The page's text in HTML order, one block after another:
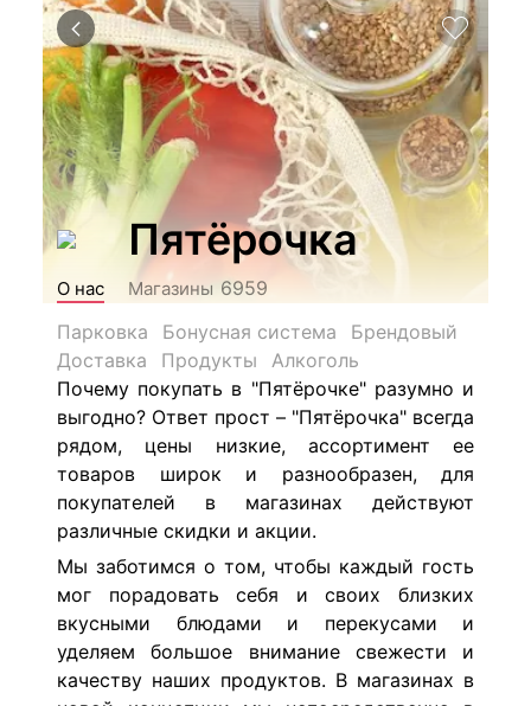
Пятёрочка
О нас Магазины 6959
Парковка
Бонусная система
Брендовый
Доставка
Продукты
Алкоголь
Почему покупать в "Пятёрочке" разумно и
выгодно? Ответ прост – "Пятёрочка" всегда
рядом, цены низкие, ассортимент ее
товаров широк и разнообразен, для
покупателей в магазинах действуют
различные скидки и акции.
Мы заботимся о том, чтобы каждый гость
мог порадовать себя и своих близких
вкусными блюдами и перекусами и
уделяем большое внимание свежести и
качеству наших продуктов. В магазинах в